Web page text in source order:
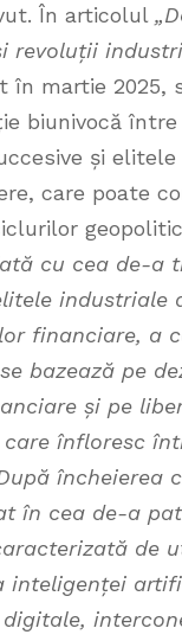
În articolul
revoluții
în martie 2025,
biunivocă
și elitele
care poate
cu cea de-a
industriale
financiare, a
bazează pe
și pe
înfloresc
încheierea
în cea de-a
de
inteligenței